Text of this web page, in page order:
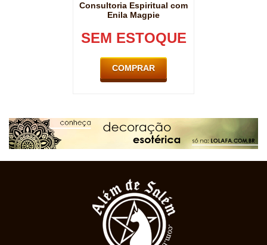
Consultoria Espiritual com
Enila Magpie
SEM ESTOQUE
COMPRAR